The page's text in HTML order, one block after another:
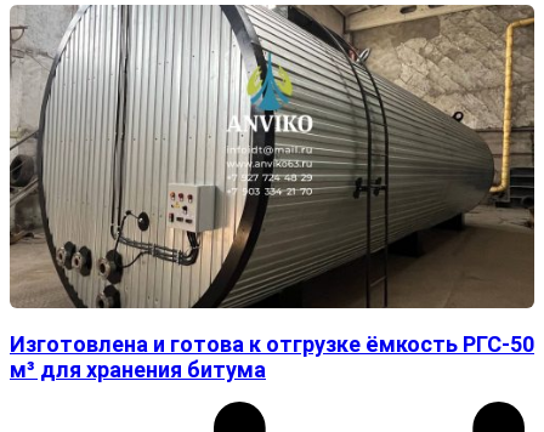
Изготовлена и готова к отгрузке ёмкость РГС-50
м³ для хранения битума